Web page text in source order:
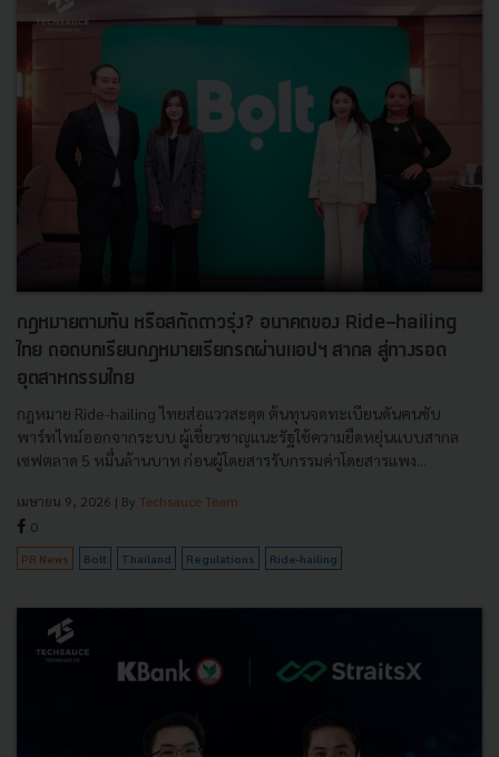
กฎหมายตามทัน หรือสกัดดาวรุ่ง? อนาคตของ Ride-hailing
ไทย ถอดบทเรียนกฎหมายเรียกรถผ่านแอปฯ สากล สู่ทางรอด
อุตสาหกรรมไทย
กฎหมาย Ride-hailing ไทยส่อแววสะดุด ต้นทุนจดทะเบียนดันคนขับ
พาร์ทไทม์ออกจากระบบ ผู้เชี่ยวชาญแนะรัฐใช้ความยืดหยุ่นแบบสากล
เซฟตลาด 5 หมื่นล้านบาท ก่อนผู้โดยสารรับกรรมค่าโดยสารแพง...
เมษายน 9, 2026 | By Techsauce Team
0
PR News Bolt Thailand Regulations Ride-hailing